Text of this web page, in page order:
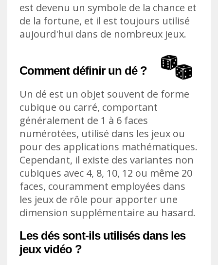
est devenu un symbole de la chance et
de la fortune, et il est toujours utilisé
aujourd'hui dans de nombreux jeux.
Comment définir un dé ?
Un dé est un objet souvent de forme
cubique ou carré, comportant
généralement de 1 à 6 faces
numérotées, utilisé dans les jeux ou
pour des applications mathématiques.
Cependant, il existe des variantes non
cubiques avec 4, 8, 10, 12 ou même 20
faces, couramment employées dans
les jeux de rôle pour apporter une
dimension supplémentaire au hasard.
Les dés sont-ils utilisés dans les
jeux vidéo ?